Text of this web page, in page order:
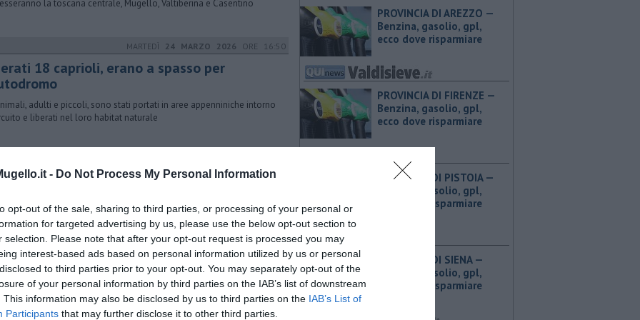
- Do Not Process My Personal Information
opt-out of the sale, sharing to third parties, or processing of your personal or
for targeted advertising by us, please use the below opt-out section to
selection. Please note that after your opt-out request is processed you may
interest-based ads based on personal information utilized by us or personal
to third parties prior to your opt-out. You may separately opt-out of the
of your personal information by third parties on the IAB’s list of downstream
This information may also be disclosed by us to third parties on the IAB’s List of
Participants that may further disclose it to other third parties.
la toscana centrale, Mugello, Valtiberina e Casentino
MARTEDÌ 24 MARZO 2026 ORE 16:50
18 caprioli, erano a spasso per
adulti e piccoli, sono stati portati in aree appenniniche intorno
e liberati nel loro habitat naturale
tutti", panico a bordo del bus
passeggeri e conducente affermando di avere con sé una
Allarme per due aggressioni agli autisti degli autobus
GIOVEDÌ02 NOVEMBRE 2017ORE 13:21
devasta annessi agricoli
ferito nel rogo che ha interessato alcuni annessi agricoli in
PROVINCIA DI AREZZO — ​
Benzina, gasolio, gpl,
ecco dove risparmiare
PROVINCIA DI FIRENZE — ​
Benzina, gasolio, gpl,
ecco dove risparmiare
PROVINCIA DI PISTOIA — ​
Benzina, gasolio, gpl,
ecco dove risparmiare
PROVINCIA DI SIENA — ​
Benzina, gasolio, gpl,
ecco dove risparmiare